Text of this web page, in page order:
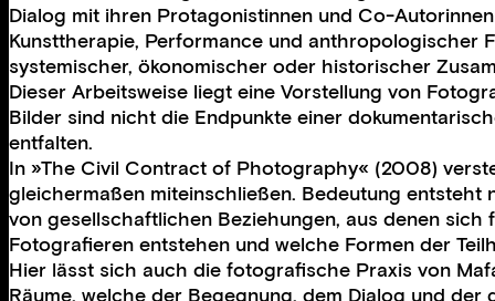
Dialog mit ihren Protagonistinnen und Co-
Kunsttherapie, Performance und anthropologischer
systemischer, ökonomischer oder historischer
Dieser Arbeitsweise liegt eine Vorstellung von
Bilder sind nicht die Endpunkte einer
entfalten.
In »The Civil Contract of Photography« (2008)
gleichermaßen miteinschließen. Bedeutung
von gesellschaftlichen Beziehungen, aus denen
Fotografieren entstehen und welche Formen der
Hier lässt sich auch die fotografische Praxis von
Räume, welche der Begegnung, dem Dialog und